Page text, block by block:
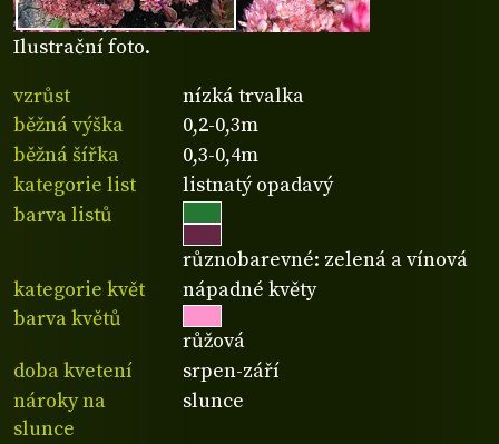
Ilustrační foto.
vzrůst
nízká trvalka
běžná výška
0,2-0,3m
běžná šířka
0,3-0,4m
kategorie list
listnatý opadavý
barva listů
různobarevné: zelená a vínová
kategorie květ
nápadné květy
barva květů
růžová
doba kvetení
srpen-září
nároky na
slunce
slunce